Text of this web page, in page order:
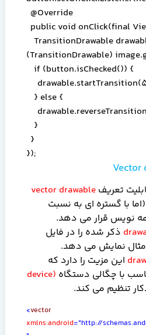
@Override
public void onClick(final
TransitionDrawable
(TransitionDrawable)
if (button.isChecked()) {
} else {
}
}
});
Vector
تعریف vector drawable
(اما با گستره ای به نسبت
نویس قرار می دهد.
ذکر شده را در فایل
مثال نمایش می دهد.
این مزیت را دارد که
با چگالی دستگاه (
device
تنظیم می کند.
<vector
xmlns:android="http://